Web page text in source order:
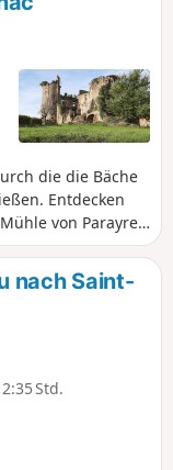
mit zirpenden
die die Bäche
Entdecken
von Parayre
nach Saint-
2:35 Std.